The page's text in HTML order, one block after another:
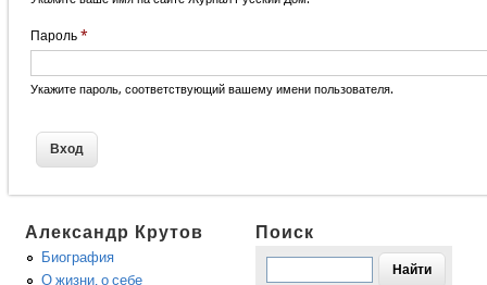
Пароль *
Укажите пароль, соответствующий вашему имени пользователя.
Александр Крутов
Биография
О жизни, о себе
Поиск